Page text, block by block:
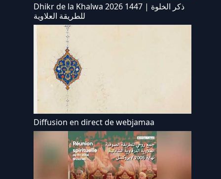
Dhikr de la Khalwa 2026 1447 | ذكر الخلوة
للطريقة العلاوية
Diffusion en direct de webjamaa